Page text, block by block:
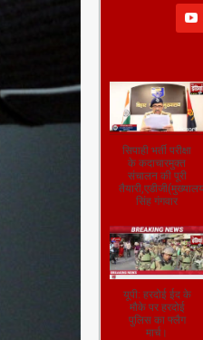
सिपाही भर्ती परीक्षा
के कदाचारमुक्त
संचालन की पूरी
सिंह गंगवार
यूपी: हरदोई ईद के
मौके पर हरदोई
पुलिस का फ्लैग
मार्च।